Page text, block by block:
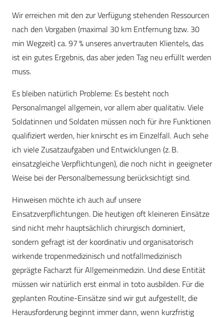
Wir erreichen mit den zur Verfügung stehenden Ressourcen
nach den Vorgaben (maximal 30 km Entfernung bzw. 30
min Wegzeit) ca. 97 % unseres anvertrauten Klientels, das
ist ein gutes Ergebnis, das aber jeden Tag neu erfüllt werden
muss.
Es bleiben natürlich Probleme: Es besteht noch
Personalmangel allgemein, vor allem aber qualitativ. Viele
Soldatinnen und Soldaten müssen noch für ihre Funktionen
qualifiziert werden, hier knirscht es im Einzelfall. Auch sehe
ich viele Zusatzaufgaben und Entwicklungen (z. B.
einsatzgleiche Verpflichtungen), die noch nicht in geeigneter
Weise bei der Personalbemessung berücksichtigt sind.
Hinweisen möchte ich auch auf unsere
Einsatzverpflichtungen. Die heutigen oft kleineren Einsätze
sind nicht mehr hauptsächlich chirurgisch dominiert,
sondern gefragt ist der koordinativ und organisatorisch
wirkende tropenmedizinisch und notfallmedizinisch
geprägte Facharzt für Allgemeinmedizin. Und diese Entität
müssen wir natürlich erst einmal in toto ausbilden. Für die
geplanten Routine-Einsätze sind wir gut aufgestellt, die
Herausforderung beginnt immer dann, wenn kurzfristig